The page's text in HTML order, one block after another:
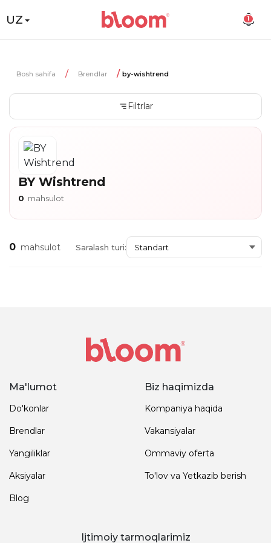
UZ 1
Bosh sahifa Brendlar by-wishtrend
Filtrlar
BY Wishtrend
0 mahsulot
0 mahsulot Saralash turi:
Ma'lumot
Do'konlar
Brendlar
Yangiliklar
Aksiyalar
Blog
Biz haqimizda
Kompaniya haqida
Vakansiyalar
Ommaviy oferta
To'lov va Yetkazib berish
Ijtimoiy tarmoqlarimiz